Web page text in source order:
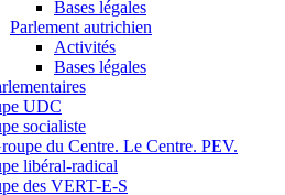
Bases légales
Parlement autrichien
Activités
Bases légales
UDC
socialiste
du Centre. Le Centre. PEV.
libéral-radical
des VERT-E-S